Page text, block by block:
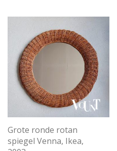
Grote ronde rotan
spiegel Venna, Ikea,